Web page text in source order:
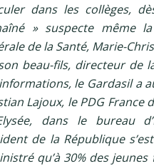
dans les collèges,
» suspecte même
de la Santé, Marie-
beau-fils, directeur de
le Gardasil a
Lajoux, le PDG France
dans le bureau
de la République
qu’à 30% des